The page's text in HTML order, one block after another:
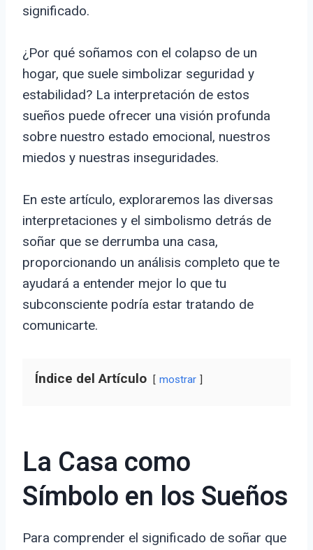
significado.
¿Por qué soñamos con el colapso de un
hogar, que suele simbolizar seguridad y
estabilidad? La interpretación de estos
sueños puede ofrecer una visión profunda
sobre nuestro estado emocional, nuestros
miedos y nuestras inseguridades.
En este artículo, exploraremos las diversas
interpretaciones y el simbolismo detrás de
soñar que se derrumba una casa,
proporcionando un análisis completo que te
ayudará a entender mejor lo que tu
subconsciente podría estar tratando de
comunicarte.
Índice del Artículo mostrar
La Casa como
Símbolo en los Sueños
Para comprender el significado de soñar que